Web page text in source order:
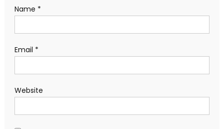
Name *
Email *
Website